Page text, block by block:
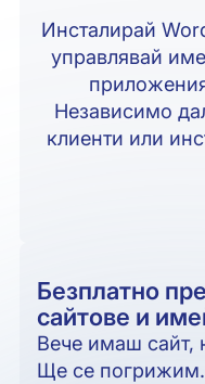
Инсталирай
управлявай
Независимо
клиенти или
Безплатно
сайтове и
Вече имаш сайт,
Ще се погрижим.